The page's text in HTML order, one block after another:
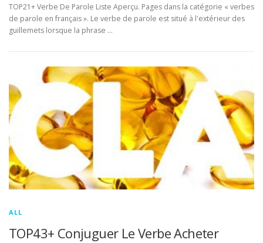
TOP21+ Verbe De Parole Liste Aperçu. Pages dans la catégorie « verbes
de parole en français ». Le verbe de parole est situé à l'extérieur des
guillemets lorsque la phrase …
ALL
TOP43+ Conjuguer Le Verbe Acheter